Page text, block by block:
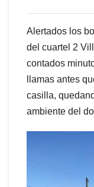
Alertados los
del cuartel 2
contados
llamas antes
casilla,
ambiente del